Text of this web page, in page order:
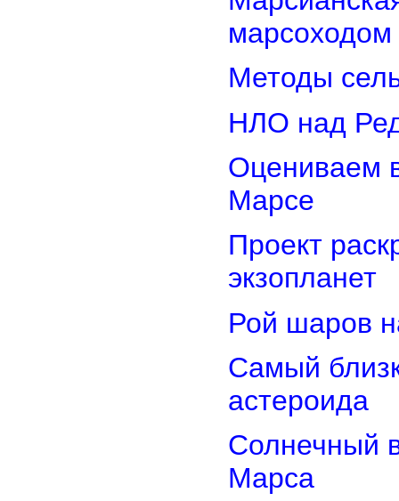
марсоходом
Методы
НЛО над
Оцениваем
Марсе
Проект
экзопланет
Рой шаров
Самый
астероида
Солнечный
Марса